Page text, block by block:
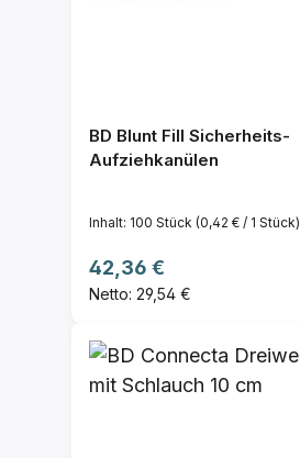
BD Blunt Fill Sicherheits-
Aufziehkanülen
Inhalt: 100 Stück (0,42 € / 1 Stück)
Regulärer Preis:
42,36 €
Netto: 29,54 €